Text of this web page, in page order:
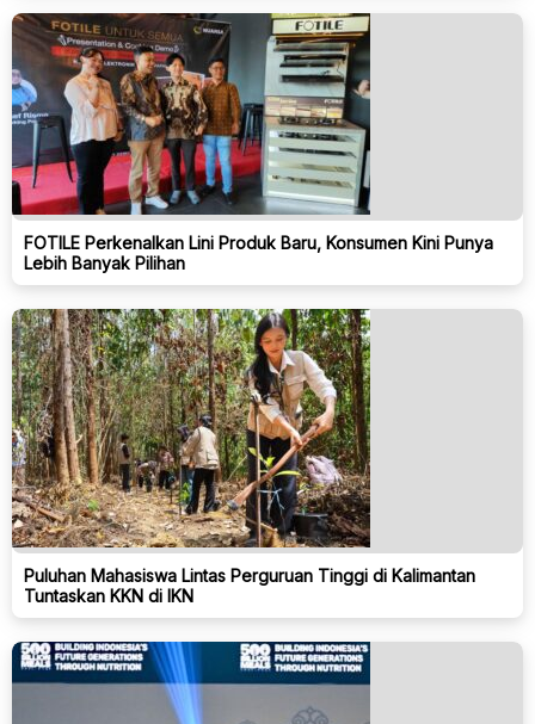
FOTILE Perkenalkan Lini Produk Baru, Konsumen Kini Punya
Lebih Banyak Pilihan
Puluhan Mahasiswa Lintas Perguruan Tinggi di Kalimantan
Tuntaskan KKN di IKN